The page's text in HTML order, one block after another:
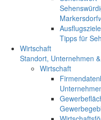
Markersdorf
Tipps für
Wirtschaft
Standort, Unternehmen
Wirtschaft